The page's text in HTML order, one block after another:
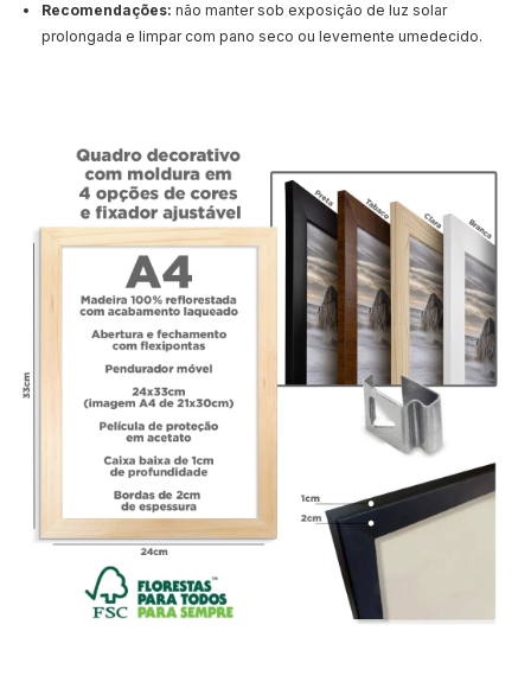
Recomendações: não manter sob exposição de luz solar
prolongada e limpar com pano seco ou levemente umedecido.